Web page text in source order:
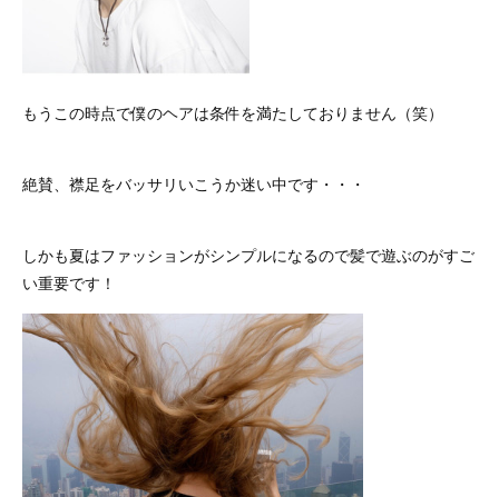
もうこの時点で僕のヘアは条件を満たしておりません（笑）
絶賛、襟足をバッサリいこうか迷い中です・・・
しかも夏はファッションがシンプルになるので髪で遊ぶのがすご
い重要です！